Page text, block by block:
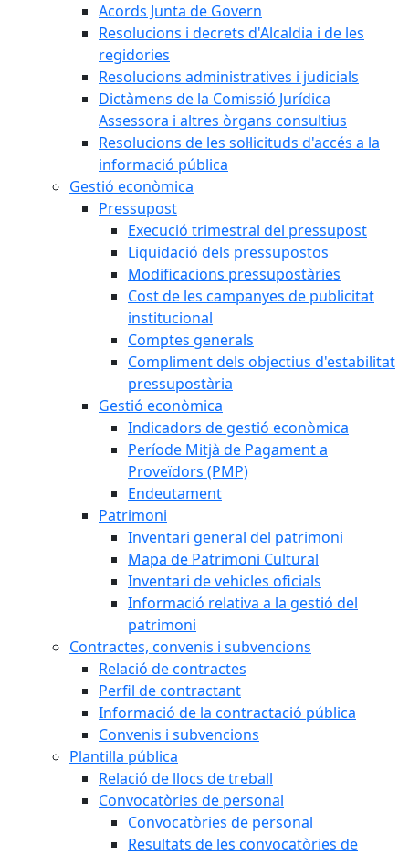
Acords Junta de Govern
Resolucions i decrets d'Alcaldia i de les
regidories
Resolucions administratives i judicials
Dictàmens de la Comissió Jurídica
Assessora i altres òrgans consultius
Resolucions de les sol·licituds d'accés a la
informació pública
Gestió econòmica
Pressupost
Execució trimestral del pressupost
Liquidació dels pressupostos
Modificacions pressupostàries
Cost de les campanyes de publicitat
institucional
Comptes generals
Compliment dels objectius d'estabilitat
pressupostària
Gestió econòmica
Indicadors de gestió econòmica
Període Mitjà de Pagament a
Proveïdors (PMP)
Endeutament
Patrimoni
Inventari general del patrimoni
Mapa de Patrimoni Cultural
Inventari de vehicles oficials
Informació relativa a la gestió del
patrimoni
Contractes, convenis i subvencions
Relació de contractes
Perfil de contractant
Informació de la contractació pública
Convenis i subvencions
Plantilla pública
Relació de llocs de treball
Convocatòries de personal
Convocatòries de personal
Resultats de les convocatòries de